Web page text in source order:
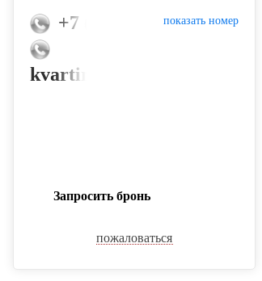
показать номер
+7 (967) 342-28-79
kvartira_msk_spb@mail.ru
Запросить бронь
пожаловаться